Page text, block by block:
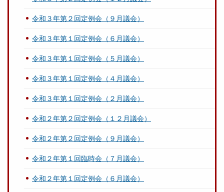
令和３年第２回定例会（９月議会）
令和３年第１回定例会（６月議会）
令和３年第１回定例会（５月議会）
令和３年第１回定例会（４月議会）
令和３年第１回定例会（２月議会）
令和２年第２回定例会（１２月議会）
令和２年第２回定例会（９月議会）
令和２年第１回臨時会（７月議会）
令和２年第１回定例会（６月議会）